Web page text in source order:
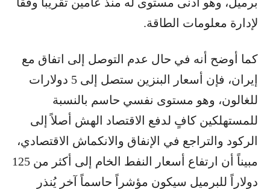
لإدارة معلومات الطاقة.
كما أوضح أنه في حال عدم التوصل إلى اتفاق مع
إيران، فإن أسعار البنزين ستصل إلى 5 دولارات
للغالون، وهو مستوى نفسي حاسم بالنسبة
للمستهلكين كافٍ لدفع الاقتصاد الهش أصلاً إلى
الركود والتراجع في الإنفاق والانكماش الاقتصادي،
مبيناً أن ارتفاع أسعار النفط الخام إلى أكثر من 125
دولاراً للبرميل سيكون مؤشراً حاسماً آخر يُنذر